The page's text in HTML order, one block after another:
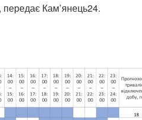
Кам’янець24.